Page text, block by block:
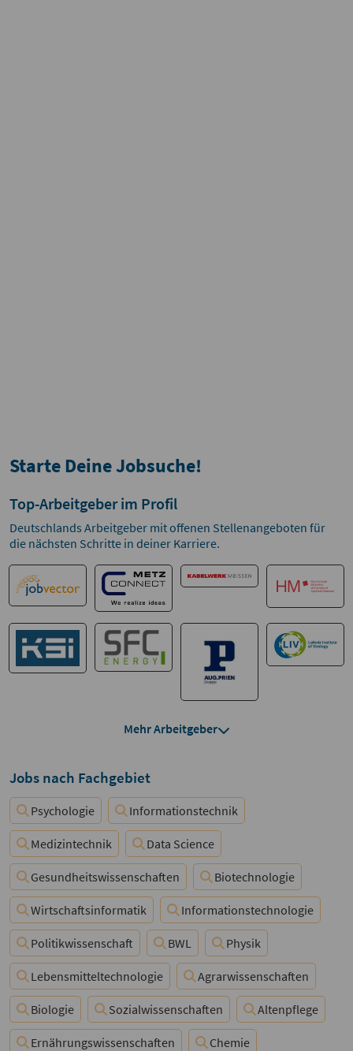
Starte Deine Jobsuche!
Top-Arbeitgeber im Profil
Deutschlands Arbeitgeber mit offenen Stellenangeboten für
die nächsten Schritte in deiner Karriere.
Mehr Arbeitgeber
Jobs nach Fachgebiet
Psychologie Informationstechnik
Medizintechnik Data Science
Gesundheitswissenschaften Biotechnologie
Wirtschaftsinformatik Informationstechnologie
Politikwissenschaft BWL Physik
Lebensmitteltechnologie Agrarwissenschaften
Biologie Sozialwissenschaften Altenpflege
Ernährungswissenschaften Chemie